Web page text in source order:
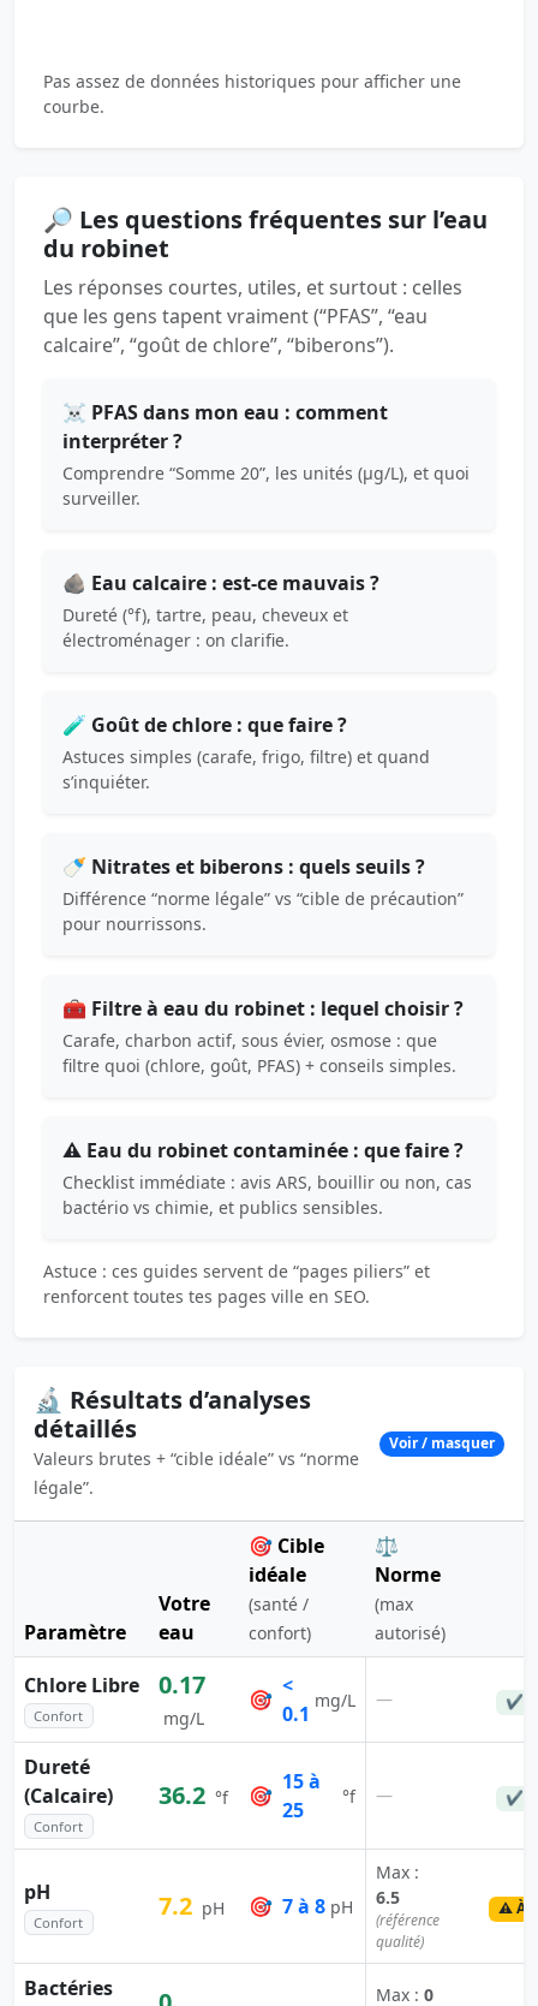
Pas assez de données historiques pour afficher une
courbe.
🔎 Les questions fréquentes sur l’eau
du robinet
Les réponses courtes, utiles, et surtout : celles
que les gens tapent vraiment (“PFAS”, “eau
calcaire”, “goût de chlore”, “biberons”).
☠️ PFAS dans mon eau : comment
interpréter ?
Comprendre “Somme 20”, les unités (µg/L), et quoi
surveiller.
🪨 Eau calcaire : est-ce mauvais ?
Dureté (°f), tartre, peau, cheveux et
électroménager : on clarifie.
🧪 Goût de chlore : que faire ?
Astuces simples (carafe, frigo, filtre) et quand
s’inquiéter.
🍼 Nitrates et biberons : quels seuils ?
Différence “norme légale” vs “cible de précaution”
pour nourrissons.
🧰 Filtre à eau du robinet : lequel choisir ?
Carafe, charbon actif, sous évier, osmose : que
filtre quoi (chlore, goût, PFAS) + conseils simples.
⚠️ Eau du robinet contaminée : que faire ?
Checklist immédiate : avis ARS, bouillir ou non, cas
bactério vs chimie, et publics sensibles.
Astuce : ces guides servent de “pages piliers” et
renforcent toutes tes pages ville en SEO.
🔬 Résultats d’analyses
détaillés
Valeurs brutes + “cible idéale” vs “norme
légale”.
Voir / masquer
Paramètre
Votre
eau
🎯 Cible
idéale
(santé /
confort)
⚖️
Norme
(max
autorisé)
Chlore Libre
Confort
0.17
mg/L
🎯
<
0.1
mg/L — ✔
Dureté
(Calcaire)
Confort
36.2 °f 🎯
15 à
25
°f — ✔
pH
Confort
7.2 pH 🎯 7 à 8 pH
Max :
6.5
(référence
qualité)
⚠️ À
Bactéries
Max : 0